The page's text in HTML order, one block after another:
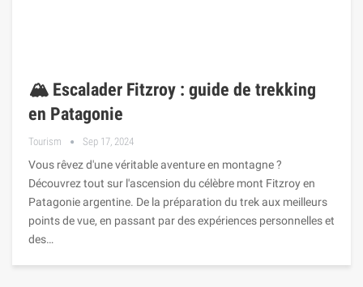
🏔️ Escalader Fitzroy : guide de trekking
en Patagonie
Tourism Sep 17, 2024
Vous rêvez d'une véritable aventure en montagne ?
Découvrez tout sur l'ascension du célèbre mont Fitzroy en
Patagonie argentine. De la préparation du trek aux meilleurs
points de vue, en passant par des expériences personnelles et
des…